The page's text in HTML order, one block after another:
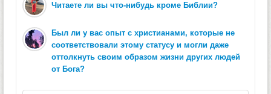
Читаете ли вы что-нибудь кроме Библии?
Был ли у вас опыт с христианами, которые не
соответствовали этому статусу и могли даже
оттолкнуть своим образом жизни других людей
от Бога?